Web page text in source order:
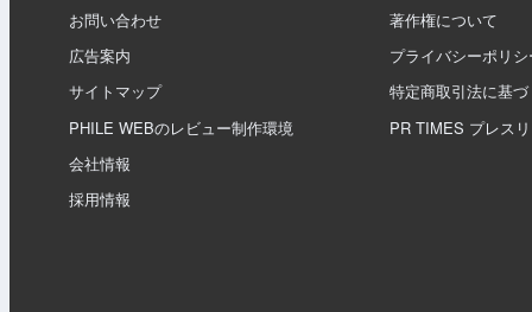
お問い合わせ
広告案内
サイトマップ
PHILE WEBのレビュー制作環境
会社情報
採用情報
著作権について
プライバシーポリ
特定商取引法に基
PR TIMES プレス